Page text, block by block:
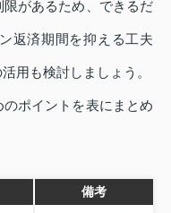
があるため、できるだ
返済期間を抑える工夫
用も検討しましょう。
ポイントを表にまとめ
備考